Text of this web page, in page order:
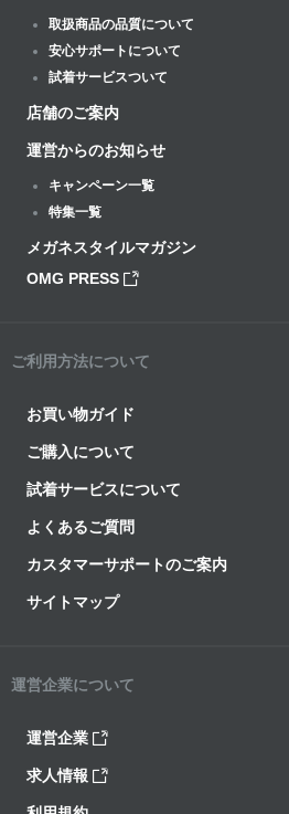
取扱商品の品質について
安心サポートについて
試着サービスついて
店舗のご案内
運営からのお知らせ
キャンペーン一覧
特集一覧
メガネスタイルマガジン
OMG PRESS
ご利用方法について
お買い物ガイド
ご購入について
試着サービスについて
よくあるご質問
カスタマーサポートのご案内
サイトマップ
運営企業について
運営企業
求人情報